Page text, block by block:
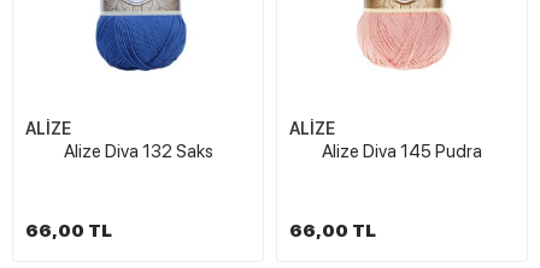
ALİZE
Alize Diva 132 Saks
66,00 TL
ALİZE
Alize Diva 145 Pudra
66,00 TL